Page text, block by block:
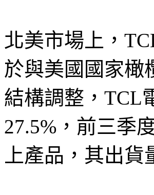
北美市場上，
於與美國國家橄
結構調整，TCL
27.5%，前三季
上產品，其出